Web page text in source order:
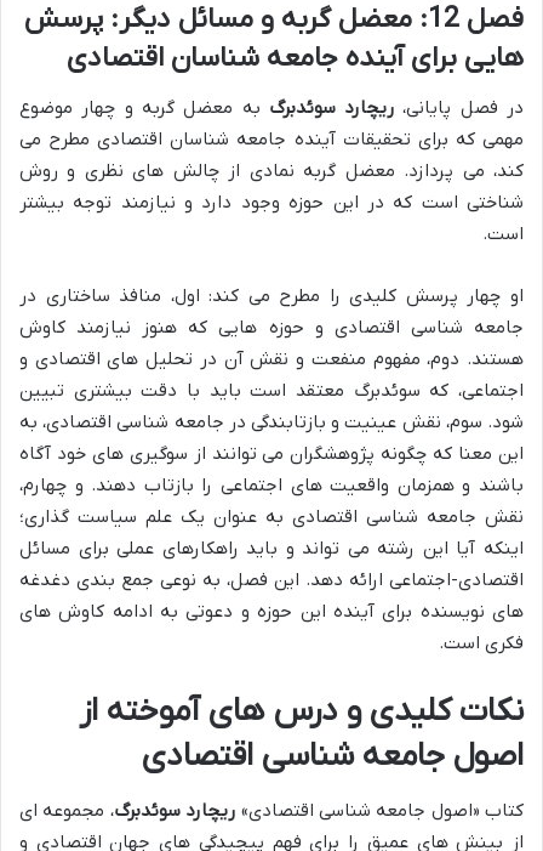
فصل 12: معضل گربه و مسائل دیگر: پرسش
هایی برای آینده جامعه شناسان اقتصادی
در فصل پایانی، ریچارد سوئدبرگ به معضل گربه و چهار موضوع
مهمی که برای تحقیقات آینده جامعه شناسان اقتصادی مطرح می
کند، می پردازد. معضل گربه نمادی از چالش های نظری و روش
شناختی است که در این حوزه وجود دارد و نیازمند توجه بیشتر
است.
او چهار پرسش کلیدی را مطرح می کند: اول، منافذ ساختاری در
جامعه شناسی اقتصادی و حوزه هایی که هنوز نیازمند کاوش
هستند. دوم، مفهوم منفعت و نقش آن در تحلیل های اقتصادی و
اجتماعی، که سوئدبرگ معتقد است باید با دقت بیشتری تبیین
شود. سوم، نقش عینیت و بازتابندگی در جامعه شناسی اقتصادی، به
این معنا که چگونه پژوهشگران می توانند از سوگیری های خود آگاه
باشند و همزمان واقعیت های اجتماعی را بازتاب دهند. و چهارم،
نقش جامعه شناسی اقتصادی به عنوان یک علم سیاست گذاری؛
اینکه آیا این رشته می تواند و باید راهکارهای عملی برای مسائل
اقتصادی-اجتماعی ارائه دهد. این فصل، به نوعی جمع بندی دغدغه
های نویسنده برای آینده این حوزه و دعوتی به ادامه کاوش های
فکری است.
نکات کلیدی و درس های آموخته از
اصول جامعه شناسی اقتصادی
کتاب «اصول جامعه شناسی اقتصادی» ریچارد سوئدبرگ، مجموعه ای
از بینش های عمیق را برای فهم پیچیدگی های جهان اقتصادی و